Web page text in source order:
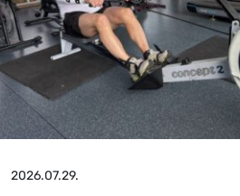
2026.07.29.